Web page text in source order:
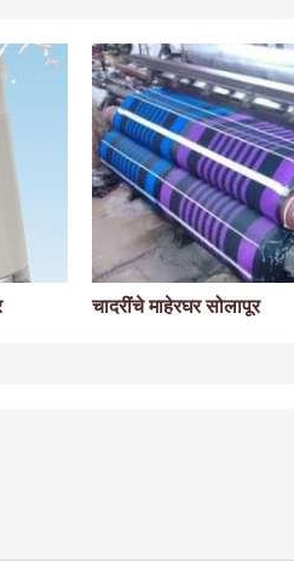
चादरींचे माहेरघर सोलापूर